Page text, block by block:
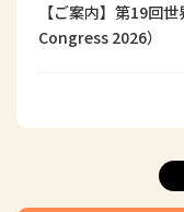
【ご案内】第19回
Congress 2026）